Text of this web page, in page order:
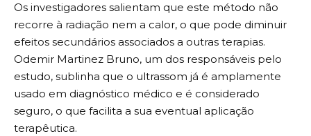
Os investigadores salientam que este método não
recorre à radiação nem a calor, o que pode diminuir
efeitos secundários associados a outras terapias.
Odemir Martinez Bruno, um dos responsáveis pelo
estudo, sublinha que o ultrassom já é amplamente
usado em diagnóstico médico e é considerado
seguro, o que facilita a sua eventual aplicação
terapêutica.